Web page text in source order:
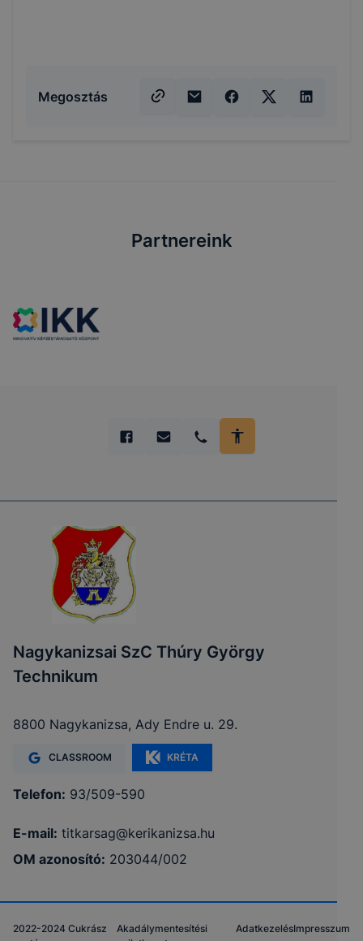
Megosztás
Partnereink
Nagykanizsai SzC Thúry György
Technikum
8800 Nagykanizsa, Ady Endre u. 29.
CLASSROOM KRÉTA
Telefon: 93/509-590
E-mail: titkarsag@kerikanizsa.hu
OM azonosító: 203044/002
2022-2024 Cukrász
Akadálymentesítési
AdatkezelésImpresszum